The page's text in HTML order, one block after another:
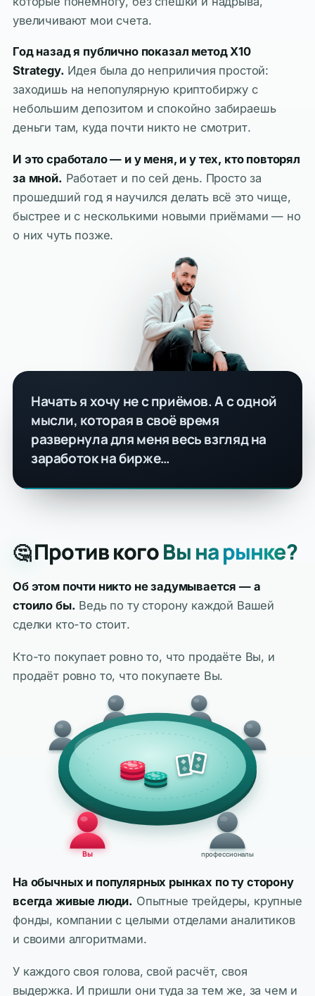
увеличивают мои счета.
Год назад я публично показал метод X10
Strategy. Идея была до неприличия простой:
заходишь на непопулярную криптобиржу с
небольшим депозитом и спокойно забираешь
деньги там, куда почти никто не смотрит.
И это сработало — и у меня, и у тех, кто повторял
за мной. Работает и по сей день. Просто за
прошедший год я научился делать всё это чище,
быстрее и с несколькими новыми приёмами — но
о них чуть позже.
Начать я хочу не с приёмов. А с одной
мысли, которая в своё время
развернула для меня весь взгляд на
заработок на бирже…
🤔Против когоВы на рынке?
Об этом почти никто не задумывается — а
стоило бы. Ведь по ту сторону каждой Вашей
сделки кто-то стоит.
Кто-то покупает ровно то, что продаёте Вы, и
продаёт ровно то, что покупаете Вы.
Вы профессионалы
На обычных и популярных рынках по ту сторону
всегда живые люди. Опытные трейдеры, крупные
фонды, компании с целыми отделами аналитиков
и своими алгоритмами.
У каждого своя голова, свой расчёт, своя
выдержка. И пришли они туда за тем же, за чем и